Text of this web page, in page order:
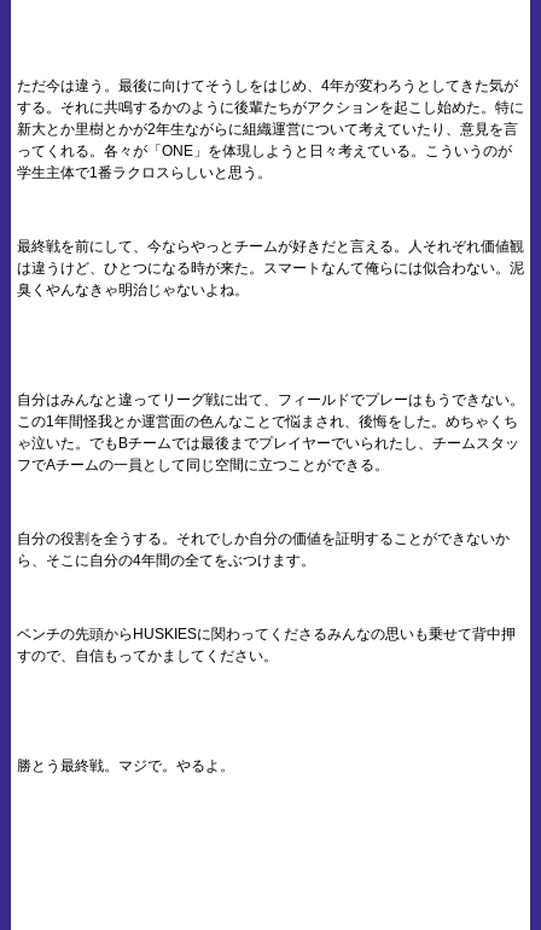
ただ今は違う。最後に向けてそうしをはじめ、4年が変わろうとしてきた気が
する。それに共鳴するかのように後輩たちがアクションを起こし始めた。特に
新大とか里樹とかが2年生ながらに組織運営について考えていたり、意見を言
ってくれる。各々が「ONE」を体現しようと日々考えている。こういうのが
学生主体で1番ラクロスらしいと思う。
最終戦を前にして、今ならやっとチームが好きだと言える。人それぞれ価値観
は違うけど、ひとつになる時が来た。スマートなんて俺らには似合わない。泥
臭くやんなきゃ明治じゃないよね。
自分はみんなと違ってリーグ戦に出て、フィールドでプレーはもうできない。
この1年間怪我とか運営面の色んなことで悩まされ、後悔をした。めちゃくち
ゃ泣いた。でもBチームでは最後までプレイヤーでいられたし、チームスタッ
フでAチームの一員として同じ空間に立つことができる。
自分の役割を全うする。それでしか自分の価値を証明することができないか
ら、そこに自分の4年間の全てをぶつけます。
ベンチの先頭からHUSKIESに関わってくださるみんなの思いも乗せて背中押
すので、自信もってかましてください。
勝とう最終戦。マジで。やるよ。